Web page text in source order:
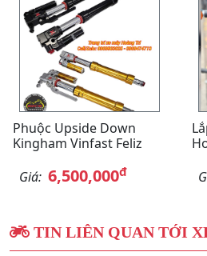
Phuộc Upside Down
Kingham Vinfast Feliz
Giá: 6,500,000đ
TIN LIÊN QUAN TỚI